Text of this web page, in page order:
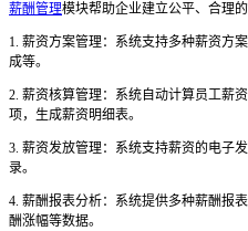
薪酬管理模块帮助企业建立公平、合理
1. 薪资方案管理：系统支持多种薪资方
成等。
2. 薪资核算管理：系统自动计算员工薪
项，生成薪资明细表。
3. 薪资发放管理：系统支持薪资的电子
录。
4. 薪酬报表分析：系统提供多种薪酬报
酬涨幅等数据。